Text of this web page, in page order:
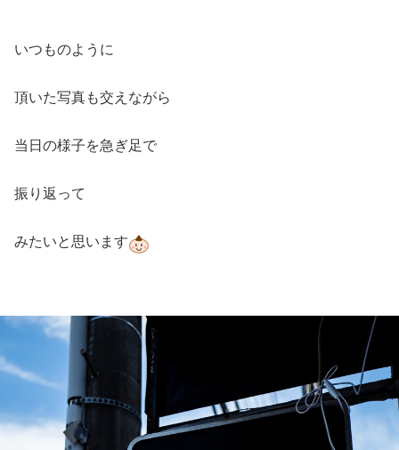
いつものように
頂いた写真も交えながら
当日の様子を急ぎ足で
振り返って
みたいと思います